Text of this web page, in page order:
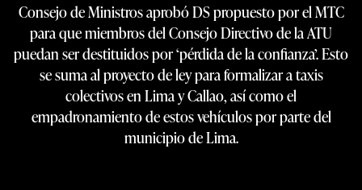
Consejo de Ministros aprobó DS propuesto por el MTC
para que miembros del Consejo Directivo de la ATU
puedan ser destituidos por ‘pérdida de la confianza’. Esto
se suma al proyecto de ley para formalizar a taxis
colectivos en Lima y Callao, así como el
empadronamiento de estos vehículos por parte del
municipio de Lima.